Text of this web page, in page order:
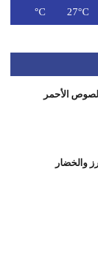
27°C
26°C
الأحمر
والخضار